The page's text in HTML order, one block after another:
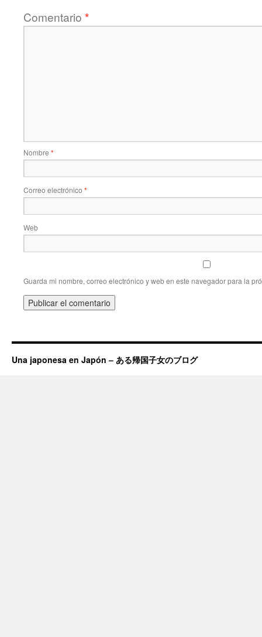
Comentario *
Nombre *
Correo electrónico *
Web
Guarda mi nombre, correo electrónico y web en este navegador para la
Una japonesa en Japón – ある帰国子女のブログ